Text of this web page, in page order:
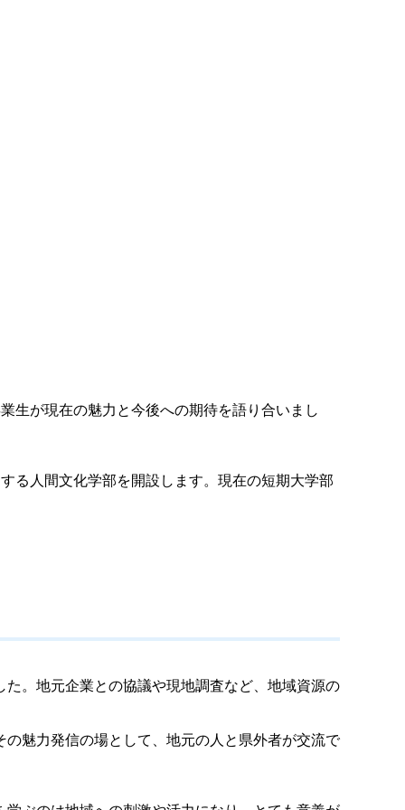
生が現在の魅力と今後への期待を語り合いまし
る人間文化学部を開設します。現在の短期大学部
。地元企業との協議や現地調査など、地域資源の
魅力発信の場として、地元の人と県外者が交流で